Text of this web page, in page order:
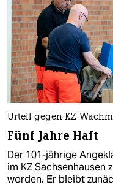
Urteil gegen KZ-
Fünf Jahre Haft
Der 101-jährige
im KZ Sachsenhausen
worden. Er bleibt